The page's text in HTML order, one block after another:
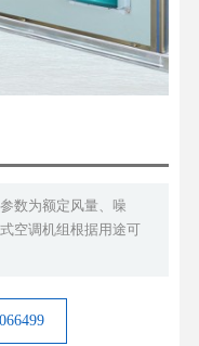
数为额定风量、噪
空调机组根据用途可